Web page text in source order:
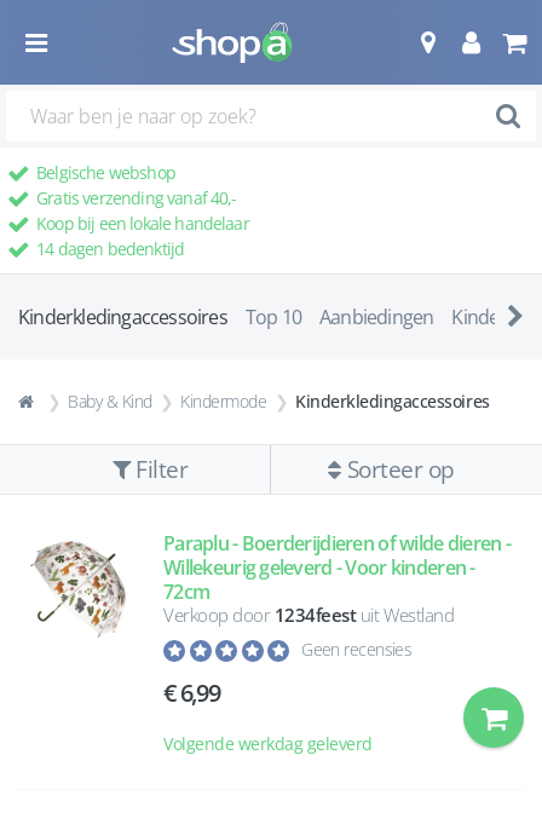
Belgische webshop
Gratis verzending vanaf 40,-
Koop bij een lokale handelaar
14 dagen bedenktijd
Kinderkledingaccessoires Top 10 Aanbiedingen
Baby & Kind Kindermode Kinderkledingaccessoires
Filter Sorteer op
Paraplu - Boerderijdieren of wilde dieren -
Willekeurig geleverd - Voor kinderen -
72cm
Verkoop door 1234feestuit Westland
Geen recensies
6,99
Volgende werkdag geleverd